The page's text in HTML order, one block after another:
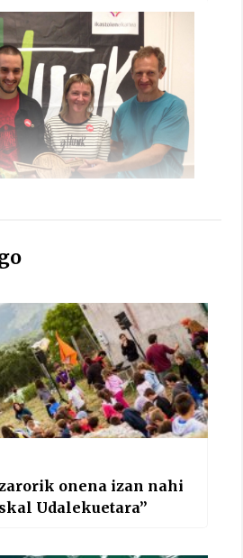
laburpen bideoa Hamaika
eskutik
06/30
onena izan nahi
Udalekuetara”